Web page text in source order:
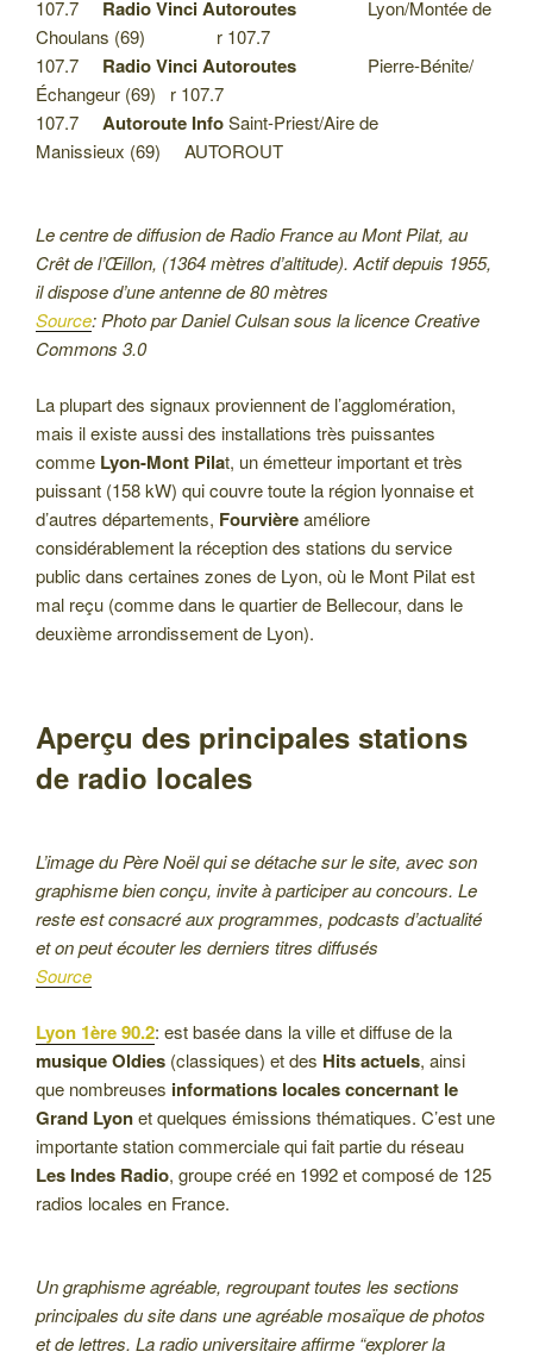
107.7 Radio Vinci Autoroutes Lyon/Montée de
Choulans (69) r 107.7
107.7 Radio Vinci Autoroutes Pierre-Bénite/
Échangeur (69) r 107.7
107.7 Autoroute InfoSaint-Priest/Aire de
Manissieux (69) AUTOROUT
Le centre de diffusion de Radio France au Mont Pilat, au
Crêt de l’Œillon, (1364 mètres d’altitude). Actif depuis 1955,
il dispose d’une antenne de 80 mètres
Source: Photo par Daniel Culsan sous la licence Creative
Commons 3.0
La plupart des signaux proviennent de l’agglomération,
mais il existe aussi des installations très puissantes
comme Lyon-Mont Pilat, un émetteur important et très
puissant (158 kW) qui couvre toute la région lyonnaise et
d’autres départements, Fourvièreaméliore
considérablement la réception des stations du service
public dans certaines zones de Lyon, où le Mont Pilat est
mal reçu (comme dans le quartier de Bellecour, dans le
deuxième arrondissement de Lyon).
Aperçu des principales stations
de radio locales
L’image du Père Noël qui se détache sur le site, avec son
graphisme bien conçu, invite à participer au concours. Le
reste est consacré aux programmes, podcasts d’actualité
et on peut écouter les derniers titres diffusés
Source
Lyon 1ère 90.2: est basée dans la ville et diffuse de la
musique Oldies (classiques) et des Hits actuels, ainsi
que nombreuses informations locales concernant le
Grand Lyonet quelques émissions thématiques. C’est une
importante station commerciale qui fait partie du réseau
Les Indes Radio, groupe créé en 1992 et composé de 125
radios locales en France.
Un graphisme agréable, regroupant toutes les sections
principales du site dans une agréable mosaïque de photos
et de lettres. La radio universitaire affirme “explorer la